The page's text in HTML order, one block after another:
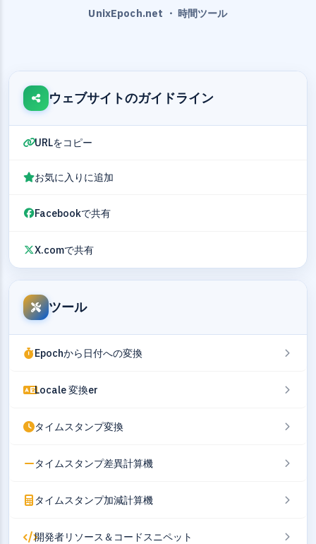
UnixEpoch.net ・ 時間ツール
ウェブサイトのガイドライン
URLをコピー
お気に入りに追加
Facebookで共有
X.comで共有
ツール
Epochから日付への変換
Locale 変換er
タイムスタンプ変換
タイムスタンプ差異計算機
タイムスタンプ加減計算機
開発者リソース＆コードスニペット